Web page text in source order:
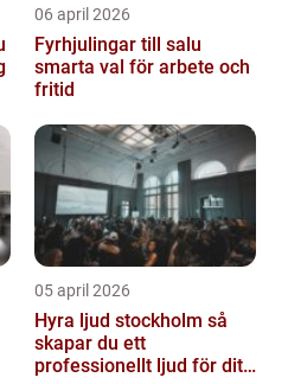
06 april 2026
Fyrhjulingar till salu
smarta val för arbete och
fritid
05 april 2026
Hyra ljud stockholm så
skapar du ett
professionellt ljud för ditt